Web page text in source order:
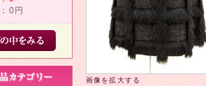
0円
画像を拡大する